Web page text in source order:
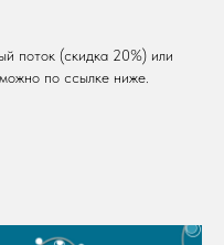
поток (скидка 20%) или
по ссылке ниже.